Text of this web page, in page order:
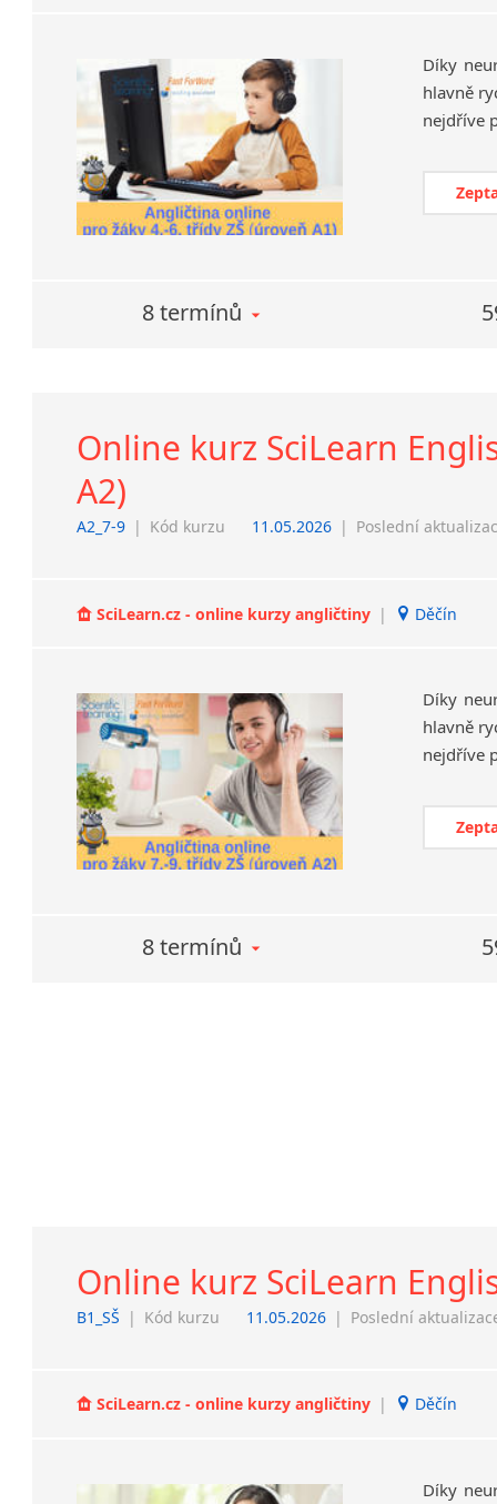
Díky
hlavně
8 termínů
Online kurz SciLearn
A2)
A2_7-9 | Kód kurzu 11.05.2026 | Poslední
SciLearn.cz - online kurzy angličtiny | Děčín
Díky
hlavně
8 termínů
Online kurz SciLearn
B1_SŠ | Kód kurzu 11.05.2026 | Poslední
SciLearn.cz - online kurzy angličtiny | Děčín
Díky